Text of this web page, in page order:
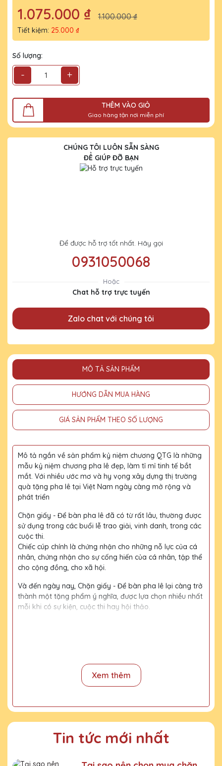
1.075.000 ₫ 1.100.000 ₫
Tiết kiệm: 25.000 ₫
Số lượng:
- +
THÊM VÀO GIỎ
Giao hàng tận nơi miễn phí
CHÚNG TÔI LUÔN SẴN SÀNG
ĐỂ GIÚP ĐỠ BẠN
Để được hỗ trợ tốt nhất. Hãy gọi
0931050068
Hoặc
Chat hỗ trợ trực tuyến
Zalo chat với chúng tôi
MÔ TẢ SẢN PHẨM
HƯỚNG DẪN MUA HÀNG
GIÁ SẢN PHẨM THEO SỐ LƯỢNG
Mô tả ngắn về sản phẩm kỷ niệm chương QTG là những
mẫu kỷ niệm chương pha lê đẹp, làm tỉ mỉ tinh tế bắt
mắt. Với nhiều ước mơ và hy vọng xây dựng thị trường
quà tặng pha lê tại Việt Nam ngày càng mở rộng và
phát triển
Chặn giấy - Để bàn pha lê đã có từ rất lâu, thường được
sử dụng trong các buổi lễ trao giải, vinh danh, trong các
cuộc thi.
Chiếc cúp chính là chứng nhận cho những nỗ lực của cá
nhân, chứng nhận cho sự cống hiến của cá nhân, tập thể
cho cộng đồng, cho xã hội.
Và đến ngày nay, Chặn giấy - Để bàn pha lê lại càng trở
thành một tặng phẩm ý nghĩa, được lựa chọn nhiều nhất
mỗi khi có sự kiện, cuộc thi hay hội thảo.
Quy trình sản xuất
Gửi bản vẽ, báo giá khách duyệt
Xem thêm
Tin tức mới nhất